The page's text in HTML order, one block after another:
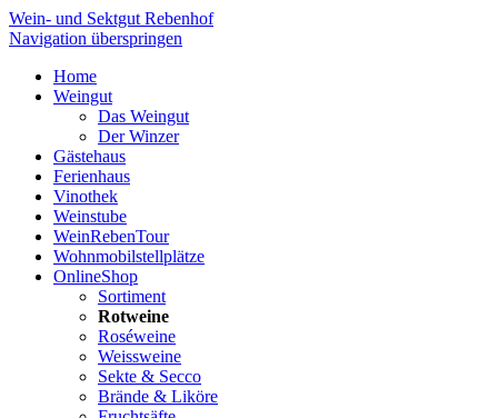
Wein- und Sektgut Rebenhof
Navigation überspringen
Home
Weingut
Das Weingut
Der Winzer
Gästehaus
Ferienhaus
Vinothek
Weinstube
WeinRebenTour
Wohnmobilstellplätze
OnlineShop
Sortiment
Rotweine
Roséweine
Weissweine
Sekte & Secco
Brände & Liköre